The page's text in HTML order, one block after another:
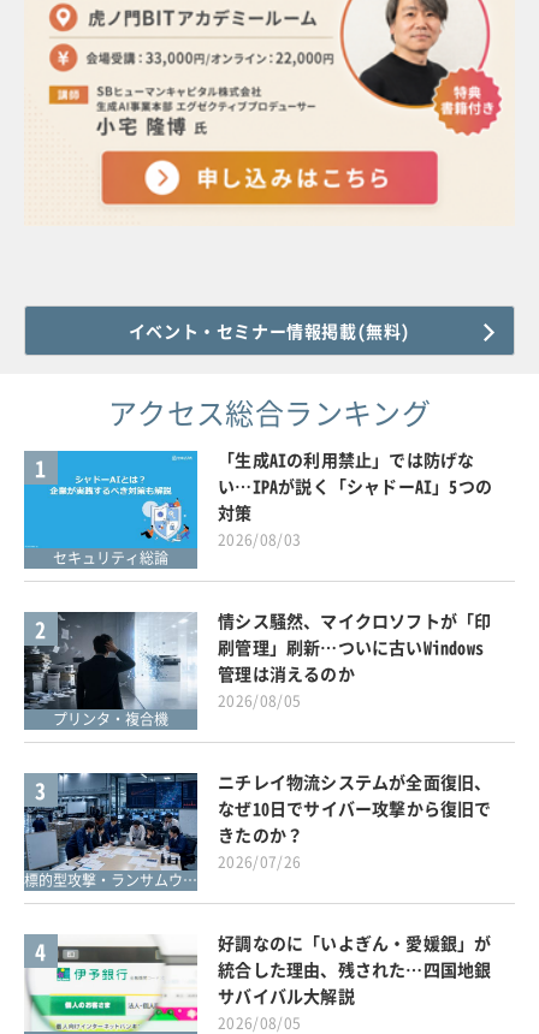
イベント・セミナー情報掲載(無料)
アクセス総合ランキング
1
セキュリティ総論
「生成AIの利用禁止」では防げな
い…IPAが説く「シャドーAI」5つの
対策
2026/08/03
2
プリンタ・複合機
情シス騒然、マイクロソフトが「印
刷管理」刷新…ついに古いWindows
管理は消えるのか
2026/08/05
3
標的型攻撃・ランサムウェア対策
ニチレイ物流システムが全面復旧、
なぜ10日でサイバー攻撃から復旧で
きたのか？
2026/07/26
4
好調なのに「いよぎん・愛媛銀」が
統合した理由、残された…四国地銀
サバイバル大解説
2026/08/05